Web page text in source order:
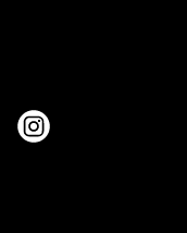
Instagram